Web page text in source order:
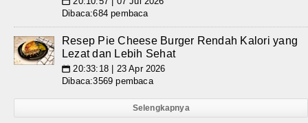
Dibaca:684 pembaca
Resep Pie Cheese Burger Rendah Kalori yang
Lezat dan Lebih Sehat
📅 20:33:18 | 23 Apr 2026
Dibaca:3569 pembaca
Selengkapnya